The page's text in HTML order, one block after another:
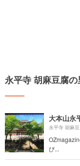
永平寺 胡麻豆腐
大本山永
永平寺 胡麻
び...